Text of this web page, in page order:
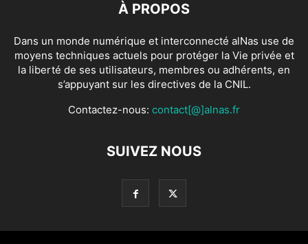
À PROPOS
Dans un monde numérique et interconnecté alNas use de
moyens techniques actuels pour protéger la Vie privée et
la liberté de ses utilisateurs, membres ou adhérents, en
s’appuyant sur les directives de la CNIL.
Contactez-nous: contact[@]alnas.fr
SUIVEZ NOUS